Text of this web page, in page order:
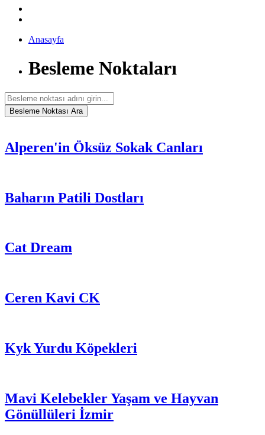
Anasayfa
Besleme Noktaları
Alperen'in Öksüz Sokak Canları
Baharın Patili Dostları
Cat Dream
Ceren Kavi CK
Kyk Yurdu Köpekleri
Mavi Kelebekler Yaşam ve Hayvan
Gönüllüleri İzmir